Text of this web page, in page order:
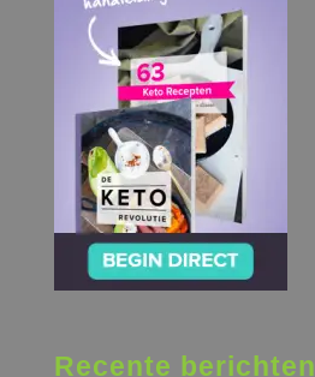
Recente berichten